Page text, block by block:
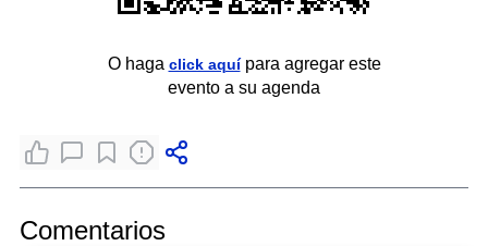
O haga click aquípara agregar este
evento a su agenda
Comentarios